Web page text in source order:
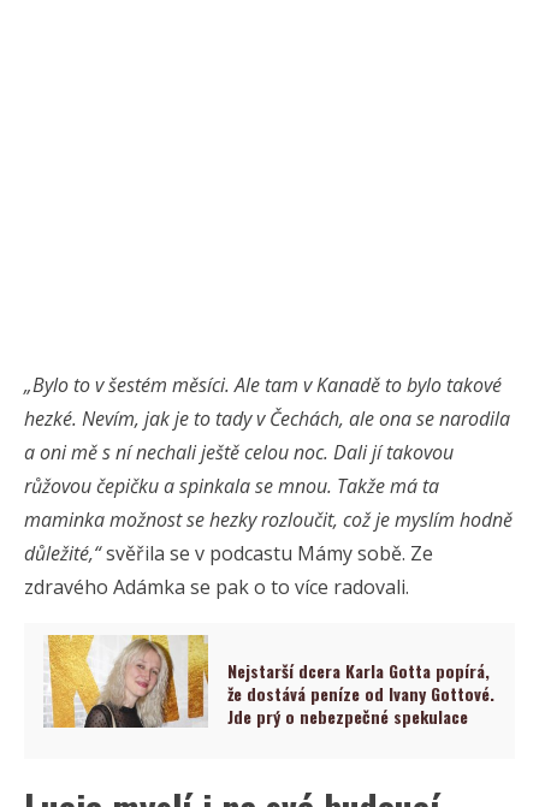
„Bylo to v šestém měsíci. Ale tam v Kanadě to bylo takové
hezké. Nevím, jak je to tady v Čechách, ale ona se narodila
a oni mě s ní nechali ještě celou noc. Dali jí takovou
růžovou čepičku a spinkala se mnou. Takže má ta
maminka možnost se hezky rozloučit, což je myslím hodně
důležité,“svěřila se v podcastu Mámy sobě. Ze
zdravého Adámka se pak o to více radovali.
Nejstarší dcera Karla Gotta popírá,
že dostává peníze od Ivany Gottové.
Jde prý o nebezpečné spekulace